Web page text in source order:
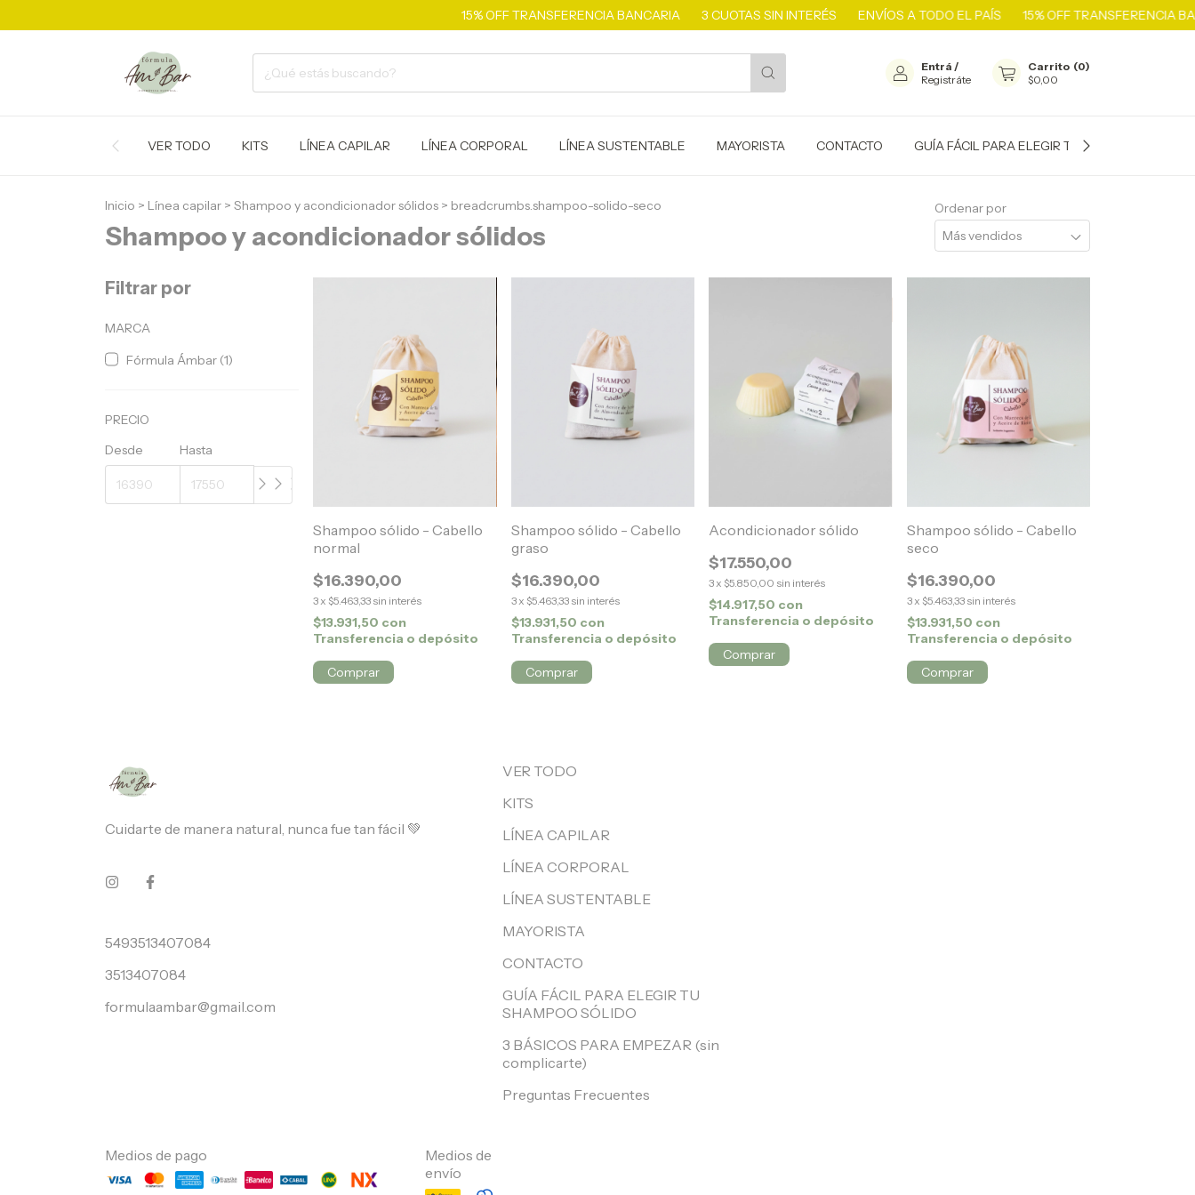
15% OFF TRANSFERENCIA BANCARIA 3 CUOTAS SIN INTERÉS ENVÍOS A TODO EL PAÍS 15% OFF TRANSFERENCIA
Entrá /
Registráte
Carrito (0)
$0,00
VER TODO KITS LÍNEA CAPILAR LÍNEA CORPORAL LÍNEA SUSTENTABLE MAYORISTA CONTACTO GUÍA FÁCIL PARA ELEGIR TU SHAMPOO SÓLIDO
Inicio > Línea capilar > Shampoo y acondicionador sólidos > breadcrumbs.shampoo-solido-seco
Shampoo y acondicionador sólidos
Ordenar por
Filtrar por
MARCA
Fórmula Ámbar (1)
PRECIO
Desde
Hasta
Shampoo sólido - Cabello
normal
$16.390,00
3 x $5.463,33 sin interés
$13.931,50 con
Transferencia o depósito
Shampoo sólido - Cabello
graso
$16.390,00
3 x $5.463,33 sin interés
$13.931,50 con
Transferencia o depósito
Acondicionador sólido
$17.550,00
3 x $5.850,00 sin interés
$14.917,50 con
Transferencia o depósito
Shampoo sólido - Cabello
seco
$16.390,00
3 x $5.463,33 sin interés
$13.931,50 con
Transferencia o depósito
Cuidarte de manera natural, nunca fue tan fácil 💚
5493513407084
3513407084
formulaambar@gmail.com
VER TODO
KITS
LÍNEA CAPILAR
LÍNEA CORPORAL
LÍNEA SUSTENTABLE
MAYORISTA
CONTACTO
GUÍA FÁCIL PARA ELEGIR TU
SHAMPOO SÓLIDO
3 BÁSICOS PARA EMPEZAR (sin
complicarte)
Preguntas Frecuentes
Medios de pago
Medios de
envío